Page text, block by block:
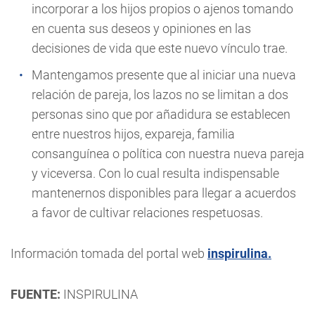
incorporar a los hijos propios o ajenos tomando
en cuenta sus deseos y opiniones en las
decisiones de vida que este nuevo vínculo trae.
Mantengamos presente que al iniciar una nueva
relación de pareja, los lazos no se limitan a dos
personas sino que por añadidura se establecen
entre nuestros hijos, expareja,familia
consanguínea o política con nuestra nueva pareja
y viceversa. Con lo cual resulta indispensable
mantenernos disponibles para llegar a acuerdos
a favor de cultivar relaciones respetuosas.
Información tomada del portal web inspirulina.
FUENTE: INSPIRULINA